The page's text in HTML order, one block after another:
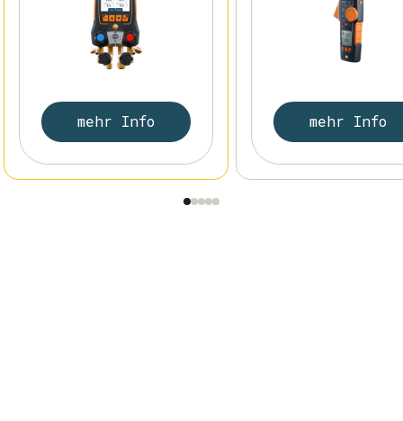
mehr Info mehr Info